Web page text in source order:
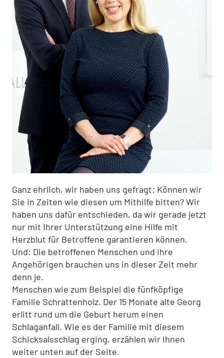
Ganz ehrlich, wir haben uns gefragt: Können wir
Sie in Zeiten wie diesen um Mithilfe bitten? Wir
haben uns dafür entschieden, da wir gerade jetzt
nur mit Ihrer Unterstützung eine Hilfe mit
Herzblut für Betroffene garantieren können.
Und: Die betroffenen Menschen und ihre
Angehörigen brauchen uns in dieser Zeit mehr
denn je.
Menschen wie zum Beispiel die fünfköpfige
Familie Schrattenholz. Der 15 Monate alte Georg
erlitt rund um die Geburt herum einen
Schlaganfall. Wie es der Familie mit diesem
Schicksalsschlag erging, erzählen wir Ihnen
weiter unten auf der Seite.